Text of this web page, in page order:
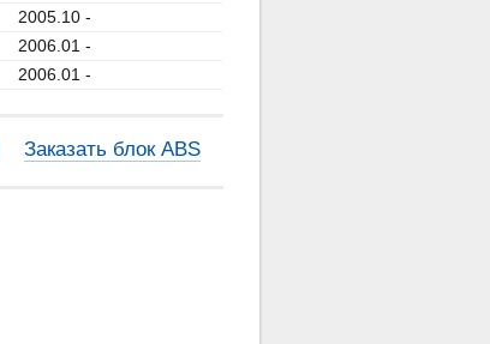
2005.10 -
2006.01 -
2006.01 -
Заказать блок ABS